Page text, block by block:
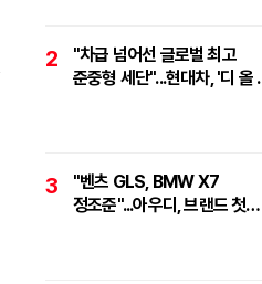
2
"차급 넘어선 글로벌 최고
준중형 세단"...현대차, '디 올
3
"벤츠 GLS, BMW X7
정조준"...아우디, 브랜드 첫